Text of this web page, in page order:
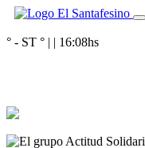
° - ST ° | | 16:08hs